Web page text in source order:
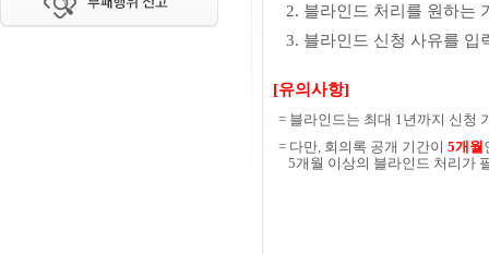
2. 블라인드 처리를 원하는
3. 블라인드 신청 사유를 입
[유의사항]
= 블라인드는 최대 1년까지 신청
= 다만, 회의록 공개 기간이 5개월
5개월 이상의 블라인드 처리가